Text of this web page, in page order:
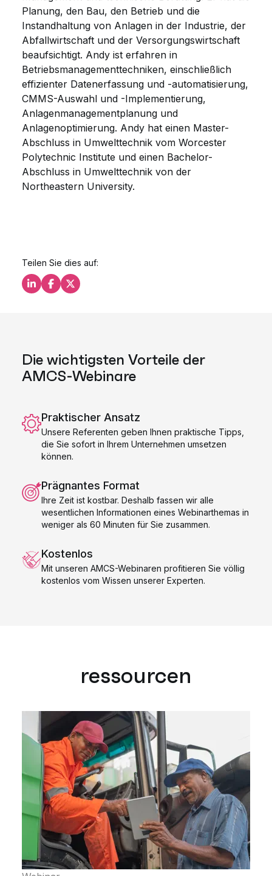
Planung, den Bau, den Betrieb und die
Instandhaltung von Anlagen in der Industrie, der
Abfallwirtschaft und der Versorgungswirtschaft
beaufsichtigt. Andy ist erfahren in
Betriebsmanagementtechniken, einschließlich
effizienter Datenerfassung und -automatisierung,
CMMS-Auswahl und -Implementierung,
Anlagenmanagementplanung und
Anlagenoptimierung. Andy hat einen Master-
Abschluss in Umwelttechnik vom Worcester
Polytechnic Institute und einen Bachelor-
Abschluss in Umwelttechnik von der
Northeastern University.
Teilen Sie dies auf:
Teilen Sie dies auf LinkedIn
Teilen Sie dies auf Facebook
Teilen Sie dies auf X
Die wichtigsten Vorteile der
AMCS-Webinare
Praktischer Ansatz
Unsere Referenten geben Ihnen praktische Tipps,
die Sie sofort in Ihrem Unternehmen umsetzen
können.
Prägnantes Format
Ihre Zeit ist kostbar. Deshalb fassen wir alle
wesentlichen Informationen eines Webinarthemas in
weniger als 60 Minuten für Sie zusammen.
Kostenlos
Mit unseren AMCS-Webinaren profitieren Sie völlig
kostenlos vom Wissen unserer Experten.
ressourcen